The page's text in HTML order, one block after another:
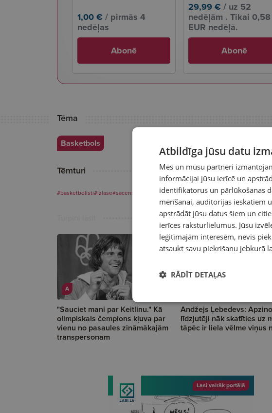
1,00 € / pirmās 4
nedēļas
Abonē
29,99 € / uz 52
nedēļām . Tikai 0,58
EUR nedēļā.
Abonē
Tēma
Basketbols
Tēmturi
#basketbolisti#izlase#sacensības #sportisti
A
"Sauciet mani par Keitlinu." Kā
olimpiskais čempions kļuva par
vienu no pasaules zināmākajām
transpersonām
Andžejs Ļebedevs:
līdzjutēji nāk skatīties uz
tāpēc ir liela vēlme viņus
Atbildīga jūsu datu
Mēs un mūsu partneri
informācijai jūsu ierīcē un
identifikatorus un pārlūkošanas
mērīšanai, auditorijas ieskatiem
apstrādāt jūsu datus šiem un
ierīces raksturlielumus. Jūsu
leģitīmajām interesēm, nevis
atsaukt savu piekrišanu jebkurā
RĀDĪT DETAĻAS